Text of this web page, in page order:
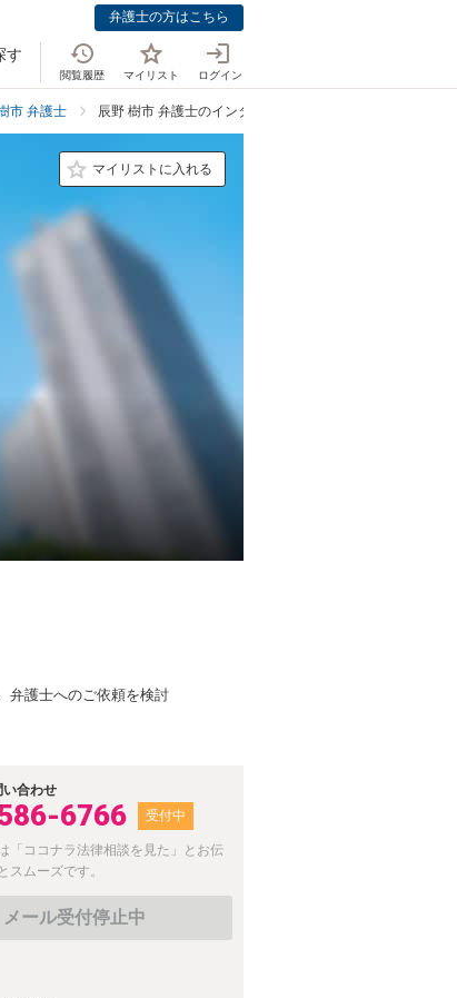
弁護士の方はこちら
す
閲覧履歴 マイリスト ログイン
市 弁護士 辰野 樹市 弁護士のインタビュー
マイリストに入れる
弁護士へのご依頼を検討
い合わせ
6766 受付中
「ココナラ法律相談を見た」とお伝
スムーズです。
メール受付停止中